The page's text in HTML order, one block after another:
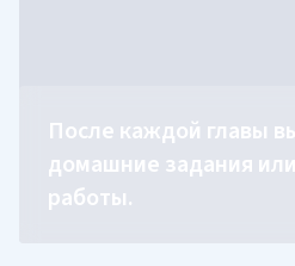
После каждой главы
домашние задания
работы.